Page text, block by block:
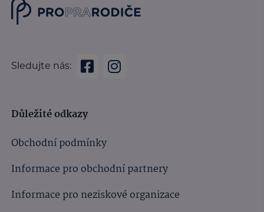
Sledujte nás:
Důležité odkazy
Obchodní podmínky
Informace pro obchodní partnery
Informace pro neziskové organizace